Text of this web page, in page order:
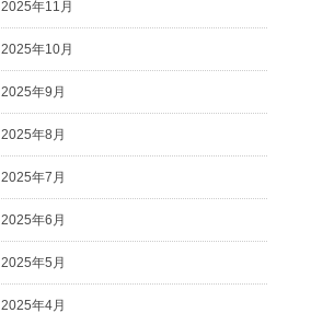
2025年11月
2025年10月
2025年9月
2025年8月
2025年7月
2025年6月
2025年5月
2025年4月